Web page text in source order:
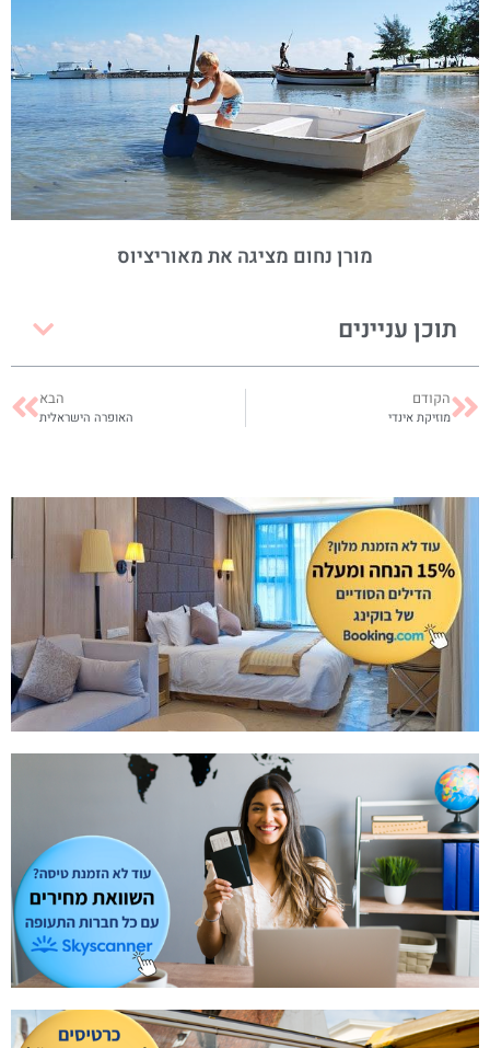
מורן נחום מציגה את מאוריציוס
תוכן עניינים
הקודם
מוזיקת אינדי
הבא
האופרה הישראלית